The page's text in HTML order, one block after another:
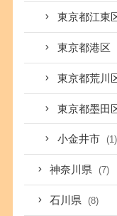
東京都江東
東京都港区
東京都荒川
東京都墨田
小金井市 (1)
神奈川県 (7)
石川県 (8)